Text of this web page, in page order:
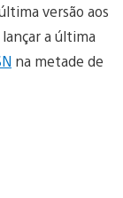
versão aos
lançar a última
na metade de